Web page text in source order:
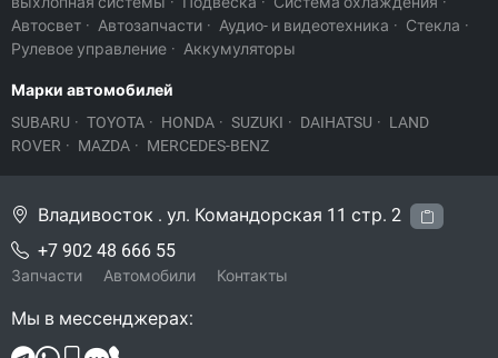
Автосвет · Автозапчасти · Аудио- и видеотехника · Стекла ·
Рулевое управление · Аккумуляторы
Марки автомобилей
SUBARU · TOYOTA · HONDA · SUZUKI · DAIHATSU · LAND
ROVER · MAZDA · MERCEDES-BENZ
Владивосток . ул. Командорская 11 стр. 2
+7 902 48 666 55
Запчасти Автомобили Контакты
Мы в мессенджерах: